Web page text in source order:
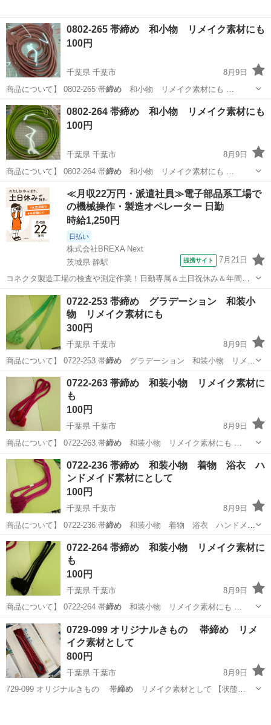
0802-265 帯締め 和小物 リメイク素材にも
100円
千葉県 千葉市
8月9日
商品について】 0802-265 帯締め
千葉 千葉市 帯締め
0802-264 帯締め 和小物 リメイク素材にも
100円
千葉県 千葉市
8月9日
商品について】 0802-264 帯締め
千葉 千葉市 着物 帯締め
≪月収22万円・派遣社員≫電子部品系工場で
の機械操作・製造オペレーター 日勤
時給1,250円
日払い
株式会社BREXA Next
茨城県 静駅
提携サイト 7月21日
コネクタ製造工場の検査や測定作業！日勤専属＆土日祝休み＆年間休
日128日★クリーンルーム内作業★マイカー通勤OK＆無料駐車場あり
★就業先食堂利用可！日払い制度あり！《茨城県常陸大宮市》 人気の
工場のお仕事 ◇コネクタ製造工...
茨城 常陸大宮市 静駅 その他
0722-253 帯締め グラデーション 和装小
物 リメイク素材にも
300円
千葉県 千葉市
8月9日
商品について】 0722-253 帯締めグラデーション 和装小物 リメイ
ク素…
千葉 千葉市 和装小物
0722-263 帯締め 和装小物 リメイク素材に
も
100円
千葉県 千葉市
8月9日
商品について】 0722-263 帯締め
千葉 千葉市 和装小物
0722-236 帯締め 和装小物 着物 浴衣 ハ
ンドメイド素材にとして
100円
千葉県 千葉市
8月9日
商品について】 0722-236 帯締め和装小物 着物 浴衣 ハンドメイ
ド素…
千葉 千葉市 和装小物
0722-264 帯締め 和装小物 リメイク素材に
も
100円
千葉県 千葉市
8月9日
商品について】 0722-264 帯締め 和装小物 リメイク素材にも …
千葉 千葉市 和装小物
0729-099 オリジナルきもの 帯締め リメ
イク素材として
800円
千葉県 千葉市
8月9日
729-099 オリジナルきもの 帯締め リメイク素材として 【状態…